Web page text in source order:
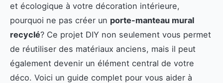
et écologique à votre décoration intérieure,
pourquoi ne pas créer un porte-manteau mural
recyclé? Ce projet DIY non seulement vous permet
de réutiliser des matériaux anciens, mais il peut
également devenir un élément central de votre
déco. Voici un guide complet pour vous aider à